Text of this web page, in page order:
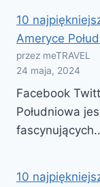
10
Ameryce
przez meTRAVEL
24 maja, 2024
Facebook
Południowa
10